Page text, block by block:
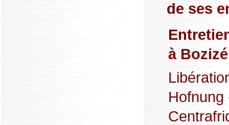
de ses
à Bozizé
Hofnung